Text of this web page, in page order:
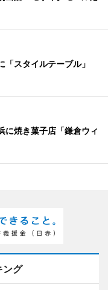
「スタイルテーブル」
に焼き菓子店「鎌倉ウィ
ング